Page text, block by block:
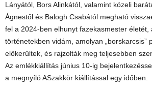
Lányától, Bors Alinkától, valamint közeli
Ágnestől és Balogh Csabától megható
fel a 2024-ben elhunyt fazekasmester életét,
történetekben vidám, amolyan „borskarcsis”
előkerültek, és rajzolták meg teljesebben
Az emlékkiállítás június 10-ig
a megnyíló ASzakkör kiállítással egy időben.